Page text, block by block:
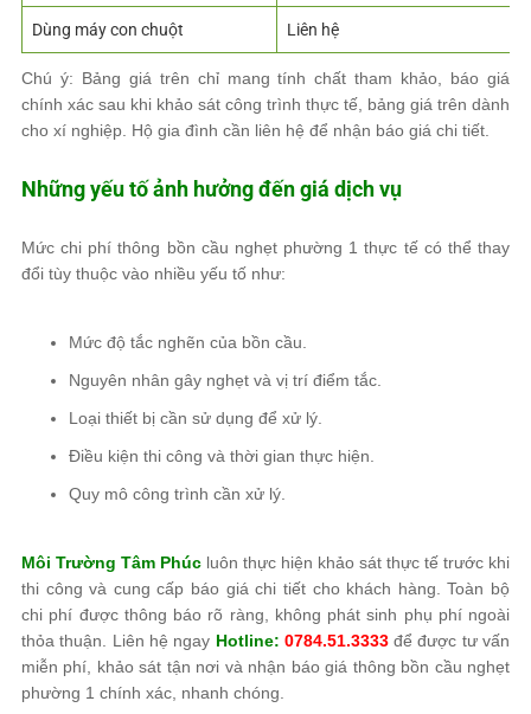
Dùng máy con chuột Liên hệ
Chú ý: Bảng giá trên chỉ mang tính chất tham khảo, báo giá
chính xác sau khi khảo sát công trình thực tế, bảng giá trên dành
cho xí nghiệp. Hộ gia đình cần liên hệ để nhận báo giá chi tiết.
Những yếu tố ảnh hưởng đến giá dịch vụ
Mức chi phí thông bồn cầu nghẹt phường 1 thực tế có thể thay
đổi tùy thuộc vào nhiều yếu tố như:
Mức độ tắc nghẽn của bồn cầu.
Nguyên nhân gây nghẹt và vị trí điểm tắc.
Loại thiết bị cần sử dụng để xử lý.
Điều kiện thi công và thời gian thực hiện.
Quy mô công trình cần xử lý.
Môi Trường Tâm Phúc luôn thực hiện khảo sát thực tế trước khi
thi công và cung cấp báo giá chi tiết cho khách hàng. Toàn bộ
chi phí được thông báo rõ ràng, không phát sinh phụ phí ngoài
thỏa thuận. Liên hệ ngay Hotline: 0784.51.3333để được tư vấn
miễn phí, khảo sát tận nơi và nhận báo giá thông bồn cầu nghẹt
phường 1 chính xác, nhanh chóng.